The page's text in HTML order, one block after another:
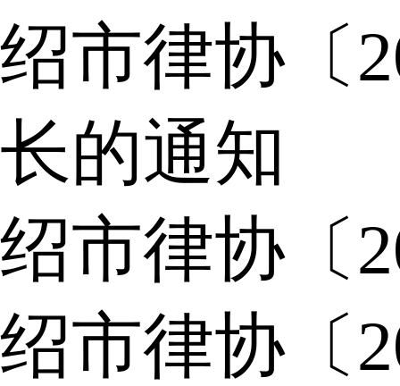
绍市律协〔
长的通知
绍市律协〔
绍市律协〔